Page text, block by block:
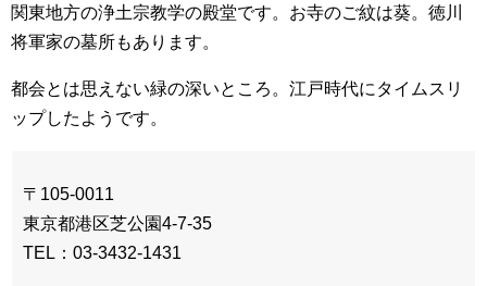
関東地方の浄土宗教学の殿堂です。お寺のご紋は葵。徳川
将軍家の墓所もあります。
都会とは思えない緑の深いところ。江戸時代にタイムスリ
ップしたようです。
〒105-0011
東京都港区芝公園4-7-35
TEL：03-3432-1431